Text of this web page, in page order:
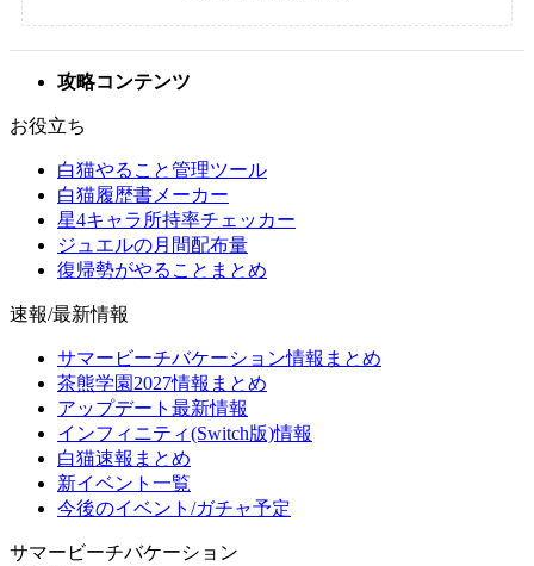
攻略コンテンツ
お役立ち
白猫やること管理ツール
白猫履歴書メーカー
星4キャラ所持率チェッカー
ジュエルの月間配布量
復帰勢がやることまとめ
速報/最新情報
サマービーチバケーション情報まとめ
茶熊学園2027情報まとめ
アップデート最新情報
インフィニティ(Switch版)情報
白猫速報まとめ
新イベント一覧
今後のイベント/ガチャ予定
サマービーチバケーション